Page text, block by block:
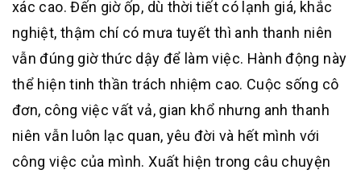
xác cao. Đến giờ ốp, dù thời tiết có lạnh giá, khắc
nghiệt, thậm chí có mưa tuyết thì anh thanh niên
vẫn đúng giờ thức dậy để làm việc. Hành động này
thể hiện tinh thần trách nhiệm cao. Cuộc sống cô
đơn, công việc vất vả, gian khổ nhưng anh thanh
niên vẫn luôn lạc quan, yêu đời và hết mình với
công việc của mình. Xuất hiện trong câu chuyện